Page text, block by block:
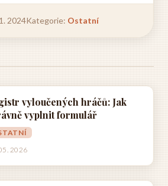
2024Kategorie: Ostatní
vyloučených hráčů: Jak
vyplnit formulář
2026